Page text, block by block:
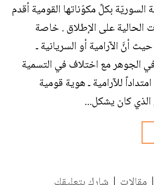
بكلِّ مكوّناتها القومية أقدم
الحالية على الإطلاق . خاصة
أنَّ الآرامية أو السريانية ـ
الجوهر مع اختلاف في التسمية
للآرامية ـ هوية قومية
كان يشكل...